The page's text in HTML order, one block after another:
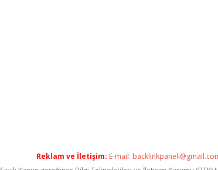
Reklam ve İletişim: E-mail: